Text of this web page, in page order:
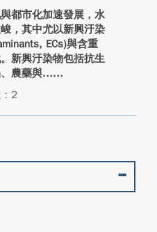
都市化加速發展，水
，其中尤以新興汙染
ECs)與含重
新興汙染物包括抗生
農藥與...
2